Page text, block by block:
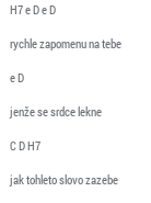
H7 e D e D
rychle zapomenu na tebe
e D
jenže se srdce lekne
C D H7
jak tohleto slovo zazebe